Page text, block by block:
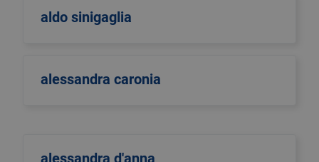
aldo sinigaglia
alessandra caronia
alessandra d'anna